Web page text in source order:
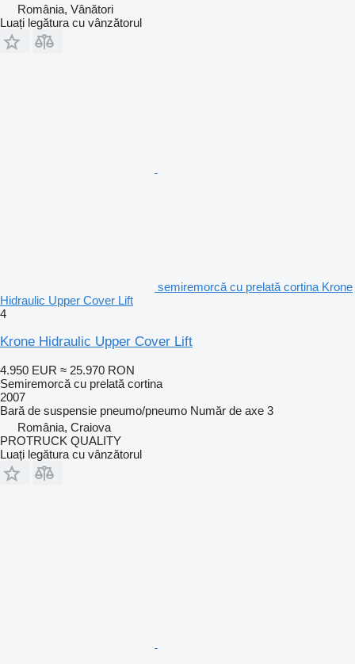
România, Vânători
Luați legătura cu vânzătorul
semiremorcă cu prelată cortina Krone
Hidraulic Upper Cover Lift
4
Krone Hidraulic Upper Cover Lift
4.950 EUR ≈ 25.970 RON
Semiremorcă cu prelată cortina
2007
Bară de suspensie pneumo/pneumo Număr de axe 3
România, Craiova
PROTRUCK QUALITY
Luați legătura cu vânzătorul